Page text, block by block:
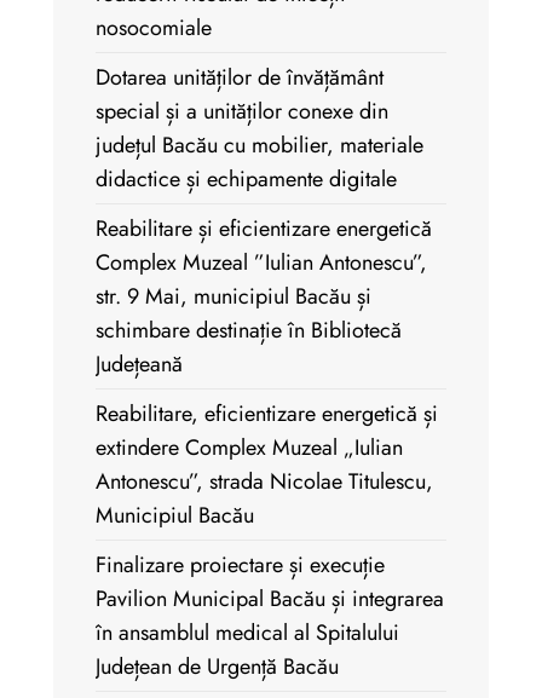
nosocomiale
Dotarea unităților de învățământ
special și a unităților conexe din
județul Bacău cu mobilier, materiale
didactice și echipamente digitale
Reabilitare și eficientizare energetică
Complex Muzeal ”Iulian Antonescu”,
str. 9 Mai, municipiul Bacău și
schimbare destinație în Bibliotecă
Județeană
Reabilitare, eficientizare energetică și
extindere Complex Muzeal „Iulian
Antonescu”, strada Nicolae Titulescu,
Municipiul Bacău
Finalizare proiectare și execuție
Pavilion Municipal Bacău și integrarea
în ansamblul medical al Spitalului
Județean de Urgență Bacău